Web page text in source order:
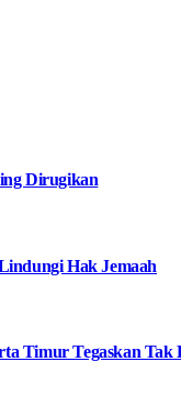
Dirugikan
Hak Jemaah
Timur Tegaskan Tak